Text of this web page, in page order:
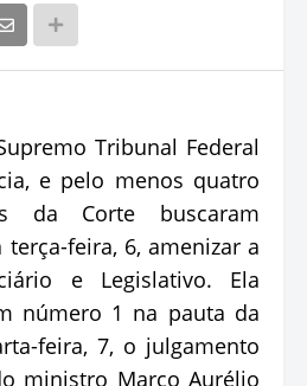
Tribunal Federal
e pelo menos quatro
da Corte buscaram
feira, 6, amenizar a
e Legislativo. Ela
número 1 na pauta da
feira, 7, o julgamento
ministro Marco Aurélio